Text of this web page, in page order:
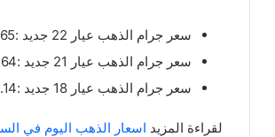
سعر جرام الذهب عيار 22 جديد :214.65 ريالاً.
سعر جرام الذهب عيار 21 جديد :206.64ريالاً.
سعر جرام الذهب عيار 18 جديد :201.14 ريالاً.
لقراءة المزيد اسعار الذهب اليوم في